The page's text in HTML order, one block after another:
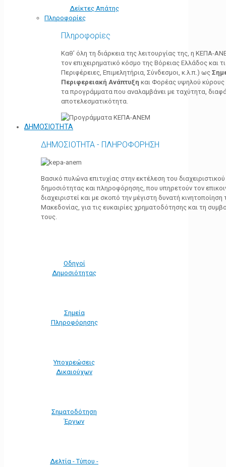
Δείκτες Απάτης
Πληροφορίες
Πληροφορίες
Καθ’ όλη τη διάρκεια της λειτουργίας της, η ΚΕΠΑ-
τον επιχειρηματικό κόσμο της Βόρειας Ελλάδος και
Περιφέρειες, Επιμελητήρια, Σύνδεσμοι, κ.λ.π.) ως
Περιφερειακή Ανάπτυξη και Φορέας υψηλού κύρους
τα προγράμματα που αναλαμβάνει με ταχύτητα,
αποτελεσματικότητα.
ΔΗΜΟΣΙΟΤΗΤΑ
ΔΗΜΟΣΙΟΤΗΤΑ - ΠΛΗΡΟΦΟΡΗΣΗ
Βασικό πυλώνα επιτυχίας στην εκτέλεση του
δημοσιότητας και πληροφόρησης, που υπηρετούν τον
διαχειριστεί και με σκοπό την μέγιστη δυνατή
Μακεδονίας, για τις ευκαιρίες χρηματοδότησης και τη
τους.
Οδηγοί
Δημοσιότητας
Σημεία
Πληροφόρησης
Υποχρεώσεις
Δικαιούχων
Σηματοδότηση
Έργων
Δελτία - Τύπου -